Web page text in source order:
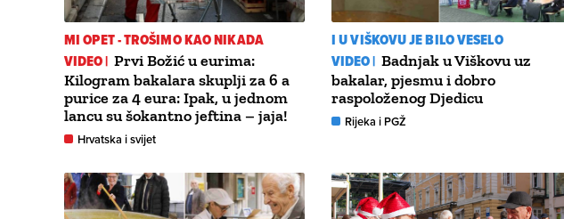
MI OPET - TROŠIMO KAO NIKADA
VIDEO | Prvi Božić u eurima:
Kilogram bakalara skuplji za 6 a
purice za 4 eura: Ipak, u jednom
lancu su šokantno jeftina – jaja!
Hrvatska i svijet
I U VIŠKOVU JE BILO VESELO
VIDEO | Badnjak u Viškovu uz
bakalar, pjesmu i dobro
raspoloženog Djedicu
Rijeka i PGŽ